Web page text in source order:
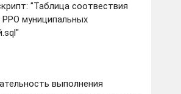
"Таблица соотвествия
РРО муниципальных
выполнения